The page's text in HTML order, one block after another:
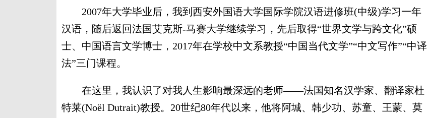
2007年大学毕业后，我到西安外国语大学国际学院汉语进修班(中级)学习一年
汉语，随后返回法国艾克斯-马赛大学继续学习，先后取得“世界文学与跨文化”硕
士、中国语言文学博士，2017年在学校中文系教授“中国当代文学”“中文写作”“中译
法”三门课程。
在这里，我认识了对我人生影响最深远的老师——法国知名汉学家、翻译家杜
特莱(Noël Dutrait)教授。20世纪80年代以来，他将阿城、韩少功、苏童、王蒙、莫